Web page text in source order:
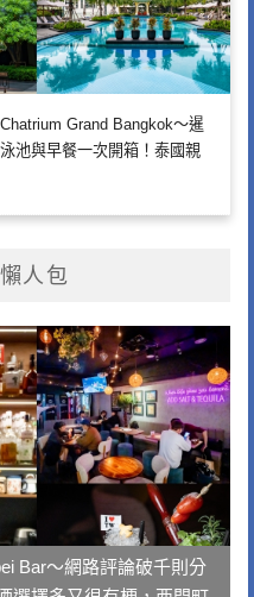
Grand Bangkok～暹
池與早餐一次開箱！泰國親
人包
Bar～網路評論破千則分